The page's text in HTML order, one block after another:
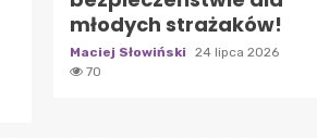
młodych strażaków!
Maciej Słowiński
24 lipca 2026
70